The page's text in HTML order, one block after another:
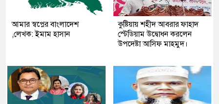
আমার স্বপ্নের বাংলাদেশ
,লেখক: ইমাম হাসান
কুষ্টিয়ায় শহীদ আবরার ফাহাদ
স্টেডিয়াম উদ্বোধন করলেন
উপদেষ্টা আসিফ মাহমুদ।